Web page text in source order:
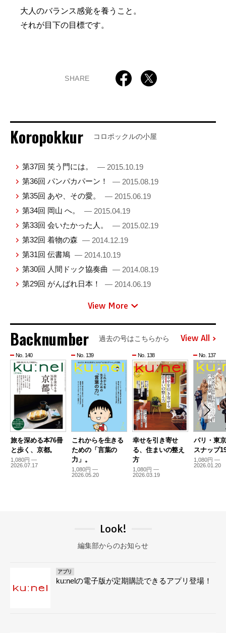
大人のバランス感覚を養うこと。
それが目下の目標です。
SHARE
Koropokkur コロポックルの小屋
第37回 笑う門には。
— 2015.10.19
第36回 パンパカパーン！
— 2015.08.19
第35回 あや、その愛。
— 2015.06.19
第34回 岡山 へ。
— 2015.04.19
第33回 会いたかった人。
— 2015.02.19
第32回 着物の森 — 2014.12.19
第31回 伝書鳩 — 2014.10.19
第30回 人間ドック協奏曲
— 2014.08.19
第29回 がんばれ日本！
— 2014.06.19
View More
Backnumber 過去の号はこちらから View All
No. 140
旅を深める本76冊
と歩く、京都。
1,080円 —
2026.07.17
No. 139
これからを生きる
ための「言葉の
力」。
1,080円 —
2026.05.20
No. 138
幸せを引き寄せ
る、住まいの整え
方
1,080円 —
2026.03.19
No. 137
パリ・東
スナップ
1,080円 —
2026.01.20
Look!
編集部からのお知らせ
アプリ
ku:nelの電子版が定期購読できるアプリ登場！